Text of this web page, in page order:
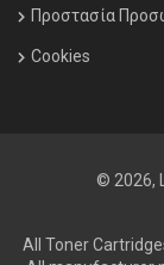
Προστασία
Cookies
© 2026,
All Toner